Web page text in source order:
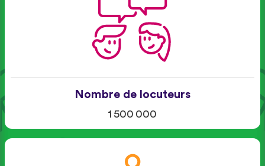
Nombre de locuteurs
1 500 000